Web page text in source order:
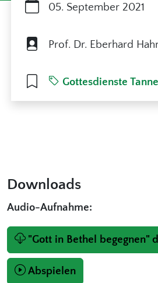
05. September 2021
Prof. Dr. Eberhard
Gottesdienste
Downloads
Audio-Aufnahme:
"Gott in Bethel begegnen"
Abspielen